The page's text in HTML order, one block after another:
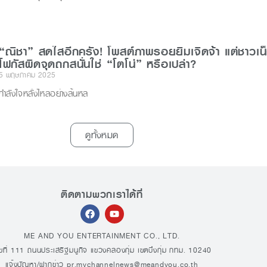
ณิชา” สดใสอีกครั้ง! โพสต์ภาพรอยยิ้มเจิดจ้า แต่ชาวเ
ฟกัสผิดจุดถกสนั่นใช่ “โตโน่” หรือเปล่า?
พฤษภาคม 2025
ำลังใจหลั่งไหลอย่างล้นหล
ดูทั้งหมด
ติดตามพวกเราได้ที่
ME AND YOU ENTERTAINMENT CO., LTD.
ที่ 111 ถนนประเสริฐมนูกิจ แขวงคลองกุ่ม เขตบึงกุ่ม กทม. 10240